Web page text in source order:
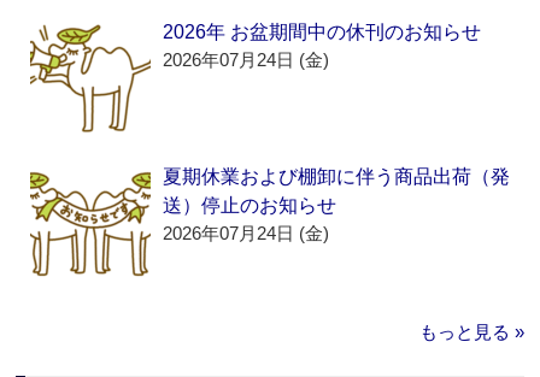
2026年 お盆期間中の休刊のお知らせ
2026年07月24日 (金)
夏期休業および棚卸に伴う商品出荷（発
送）停止のお知らせ
2026年07月24日 (金)
もっと見る »